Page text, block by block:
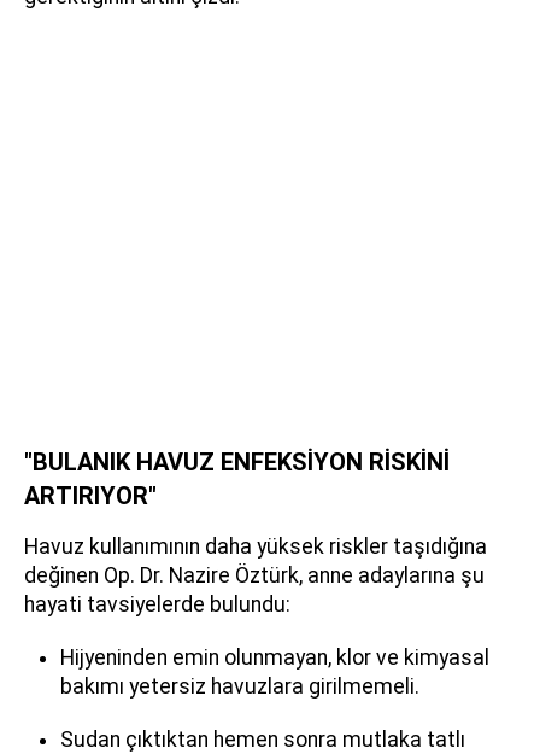
"BULANIK HAVUZ ENFEKSİYON RİSKİNİ
ARTIRIYOR"
Havuz kullanımının daha yüksek riskler taşıdığına
değinen Op. Dr. Nazire Öztürk, anne adaylarına şu
hayati tavsiyelerde bulundu:
Hijyeninden emin olunmayan, klor ve kimyasal
bakımı yetersiz havuzlara girilmemeli.
Sudan çıktıktan hemen sonra mutlaka tatlı